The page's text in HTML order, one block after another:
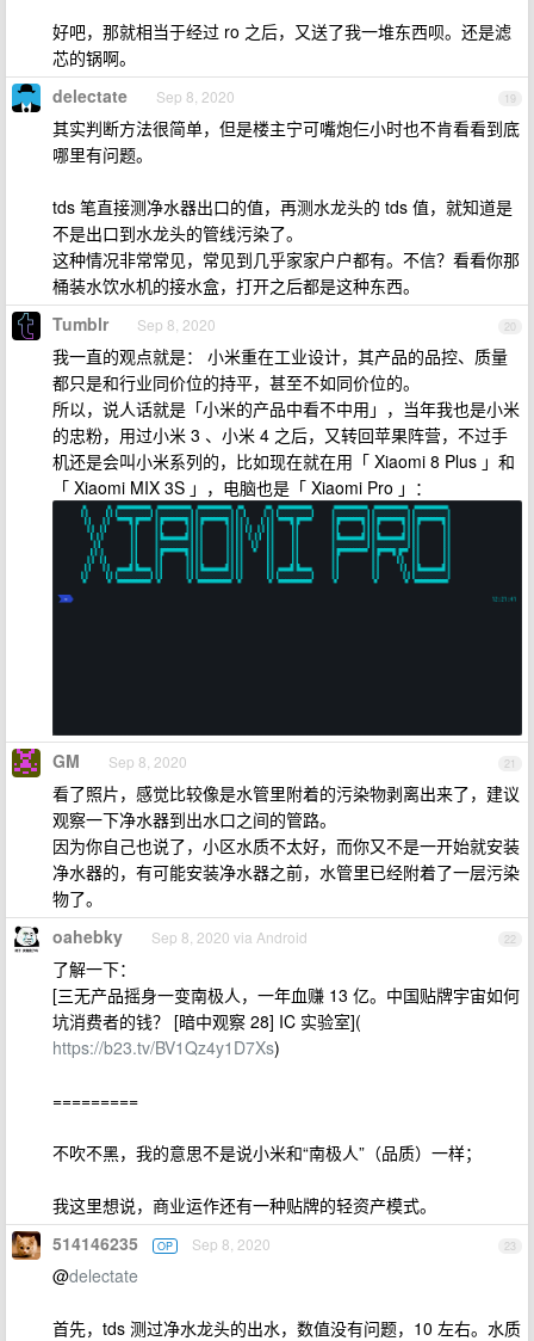
好吧，那就相当于经过 ro 之后，又送了我一堆东西呗。还是滤
芯的锅啊。
19
delectate Sep 8, 2020
其实判断方法很简单，但是楼主宁可嘴炮仨小时也不肯看看到底
哪里有问题。
tds 笔直接测净水器出口的值，再测水龙头的 tds 值，就知道是
不是出口到水龙头的管线污染了。
这种情况非常常见，常见到几乎家家户户都有。不信？看看你那
桶装水饮水机的接水盒，打开之后都是这种东西。
20
Tumblr Sep 8, 2020
我一直的观点就是： 小米重在工业设计，其产品的品控、质量
都只是和行业同价位的持平，甚至不如同价位的。
所以，说人话就是「小米的产品中看不中用」，当年我也是小米
的忠粉，用过小米 3 、小米 4 之后，又转回苹果阵营，不过手
机还是会叫小米系列的，比如现在就在用「 Xiaomi 8 Plus 」和
「 Xiaomi MIX 3S 」，电脑也是「 Xiaomi Pro 」：
21
GM Sep 8, 2020
看了照片，感觉比较像是水管里附着的污染物剥离出来了，建议
观察一下净水器到出水口之间的管路。
因为你自己也说了，小区水质不太好，而你又不是一开始就安装
净水器的，有可能安装净水器之前，水管里已经附着了一层污染
物了。
22
oahebky Sep 8, 2020 via Android
了解一下：
[三无产品摇身一变南极人，一年血赚 13 亿。中国贴牌宇宙如何
坑消费者的钱？ [暗中观察 28] IC 实验室](
https://b23.tv/BV1Qz4y1D7Xs)
=========
不吹不黑，我的意思不是说小米和“南极人”（品质）一样；
我这里想说，商业运作还有一种贴牌的轻资产模式。
23
514146235 OP Sep 8, 2020
@delectate
首先，tds 测过净水龙头的出水，数值没有问题，10 左右。水质